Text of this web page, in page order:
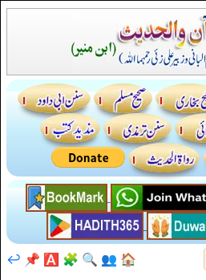
🏠
👥
🔍
🧩
🅰️
📌
↩️